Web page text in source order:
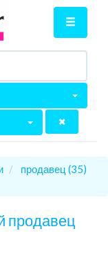
продавец (35)
продавец